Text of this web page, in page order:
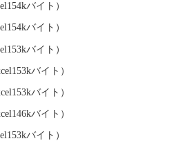
バイト）
バイト）
バイト）
バイト）
バイト）
バイト）
バイト）